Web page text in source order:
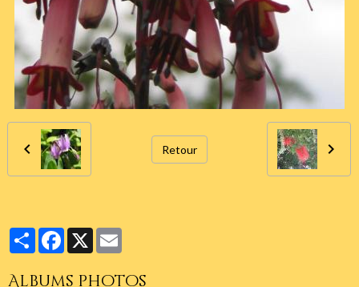
Retour
PartagerFacebook
X
Albums photos